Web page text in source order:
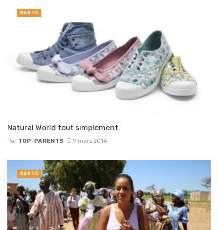
Natural World tout simplement
Par TOP-PARENTS 9 mars 2014
SANTÉ
SANTÉ